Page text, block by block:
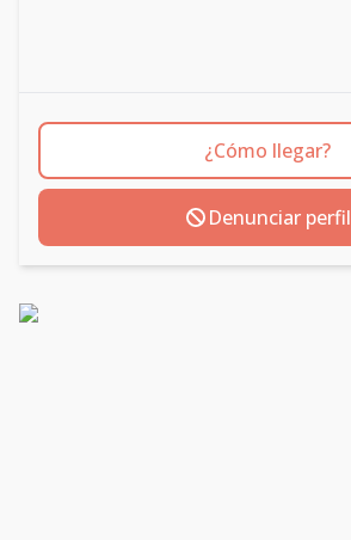
¿Cómo llegar?
Denunciar perfil